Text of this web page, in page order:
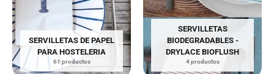
SERVILLETAS DE PAPEL
PARA HOSTELERIA
61 productos
SERVILLETAS
BIODEGRADABLES -
DRYLACE BIOFLUSH
4 productos